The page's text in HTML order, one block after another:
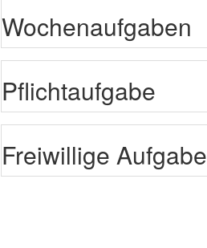
Wochenaufgaben
Pflichtaufgabe
Freiwillige Aufgabe